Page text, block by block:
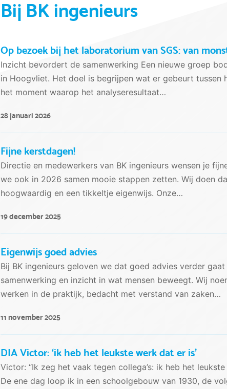
Bij BK ingenieurs
Op bezoek bij het laboratorium van SGS: van
Inzicht bevordert de samenwerking Een nieuwe groep
in Hoogvliet. Het doel is begrijpen wat er gebeurt tussen
het moment waarop het analyseresultaat…
28 januari 2026
Fijne kerstdagen!
Directie en medewerkers van BK ingenieurs wensen je
we ook in 2026 samen mooie stappen zetten. Wij doen
hoogwaardig en een tikkeltje eigenwijs. Onze…
19 december 2025
Eigenwijs goed advies
Bij BK ingenieurs geloven we dat goed advies verder
samenwerking en inzicht in wat mensen beweegt. Wij
werken in de praktijk, bedacht met verstand van zaken…
11 november 2025
DIA Victor: ‘ik heb het leukste werk dat er is’
Victor: “Ik zeg het vaak tegen collega’s: ik heb het
De ene dag loop ik in een schoolgebouw van 1930, de